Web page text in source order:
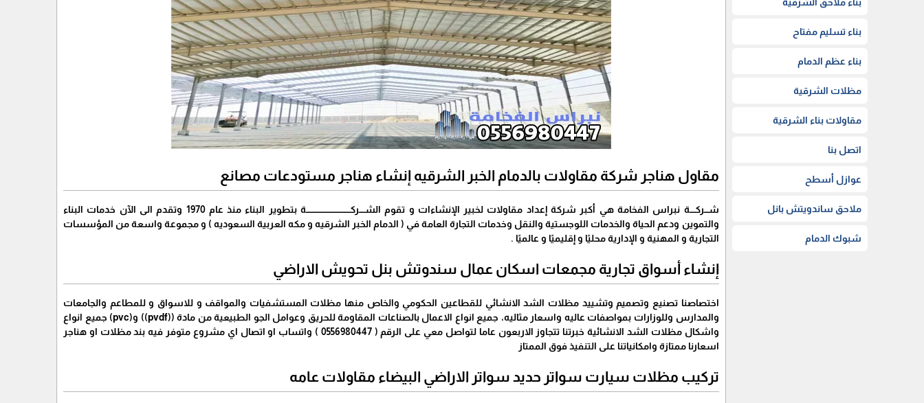
بناء تسليم مفتاح
بناء عظم الدمام
مظلات الشرقية
مقاولات بناء الشرقية
اتصل بنا
عوازل أسطح
ملاحق ساندويتش بانل
شبوك الدمام
مقاول هناجر شركة مقاولات بالدمام الخبر الشرقيه إنشاء هناجر مستودعات مصانع
شـــركــــة نبراس الفخامة هي أكبر شركة إعداد مقاولات لخبير الإنشاءات و تقوم الشــــركــــــــــــــــــــــــــــــــة بتطوير البناء منذ عام 1970 وتقدم الى الآن خدمات البناء
والتموين ودعم الحياة والخدمات اللوجستية والنقل وخدمات التجارة العامة في ( الدمام الخبر الشرقيه و مكه العربية السعوديه ) و مجموعة واسعة من المؤسسات
التجارية و المهنية و الإدارية محليًا و إقليميًا و عالميًا .
إنشاء أسواق تجارية مجمعات اسكان عمال سندوتش بنل تحويش الاراضي
اختصاصنا تصنيع وتصميم وتشييد مظلات الشد الانشائي للقطاعين الحكومي والخاص منها مظلات المستشفيات والمواقف و للاسواق و للمطاعم والجامعات
والمدارس وللوزارات بمواصفات عاليه واسعار مثاليه، جميع انواع الاعمال بالصناعات المقاومة للحريق وعوامل الجو الطبيعية من مادة ((pvdf)) و(pvc) جميع انواع
واشكال مظلات الشد الانشائية خبرتنا تتجاوز الاربعون عاما لتواصل معي على الرقم ( 0556980447 ) واتساب او اتصال اي مشروع متوفر فيه بند مظلات او هناجر
اسعارنا ممتازة وامكانياتنا على التنفيذ فوق الممتاز
تركيب مظلات سيارت سواتر حديد سواتر الاراضي البيضاء مقاولات عامه